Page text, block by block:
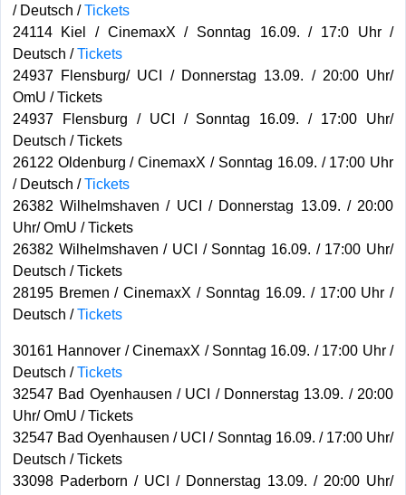
/ Deutsch /Tickets
24114 Kiel / CinemaxX / Sonntag 16.09. / 17:0 Uhr /
Deutsch /Tickets
24937 Flensburg/ UCI / Donnerstag 13.09. / 20:00 Uhr/
OmU / Tickets
24937 Flensburg / UCI / Sonntag 16.09. / 17:00 Uhr/
Deutsch / Tickets
26122 Oldenburg / CinemaxX / Sonntag 16.09. / 17:00 Uhr
/ Deutsch /Tickets
26382 Wilhelmshaven / UCI / Donnerstag 13.09. / 20:00
Uhr/ OmU / Tickets
26382 Wilhelmshaven / UCI / Sonntag 16.09. / 17:00 Uhr/
Deutsch / Tickets
28195 Bremen / CinemaxX / Sonntag 16.09. / 17:00 Uhr /
Deutsch /Tickets
30161 Hannover / CinemaxX / Sonntag 16.09. / 17:00 Uhr /
Deutsch /Tickets
32547 Bad Oyenhausen / UCI / Donnerstag 13.09. / 20:00
Uhr/ OmU / Tickets
32547 Bad Oyenhausen / UCI / Sonntag 16.09. / 17:00 Uhr/
Deutsch / Tickets
33098 Paderborn / UCI / Donnerstag 13.09. / 20:00 Uhr/